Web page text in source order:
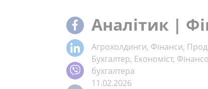
Аналітик |
Агрохолдинги, Фінанси,
Бухгалтер, Економіст,
бухгалтера
11.02.2026